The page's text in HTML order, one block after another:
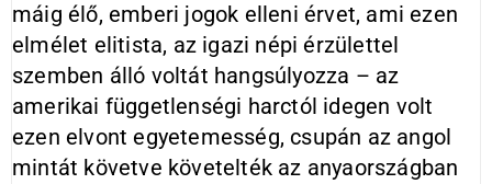
máig élő, emberi jogok elleni érvet, ami ezen
elmélet elitista, az igazi népi érzülettel
szemben álló voltát hangsúlyozza – az
amerikai függetlenségi harctól idegen volt
ezen elvont egyetemesség, csupán az angol
mintát követve követelték az anyaországban